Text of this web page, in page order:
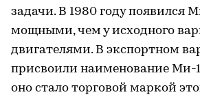
задачи. В 1980 году появился
мощными, чем у исходного
двигателями. В экспортном
присвоили наименование Ми-
оно стало торговой маркой